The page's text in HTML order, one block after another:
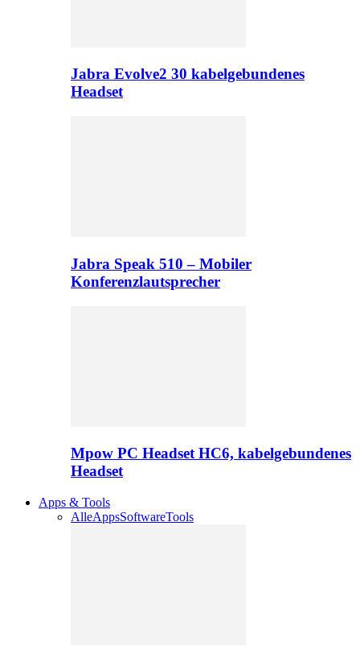
Jabra Evolve2 30 kabelgebundenes
Headset
Jabra Speak 510 – Mobiler
Konferenzlautsprecher
Mpow PC Headset HC6, kabelgebundenes
Headset
Apps & Tools
AlleAppsSoftwareTools